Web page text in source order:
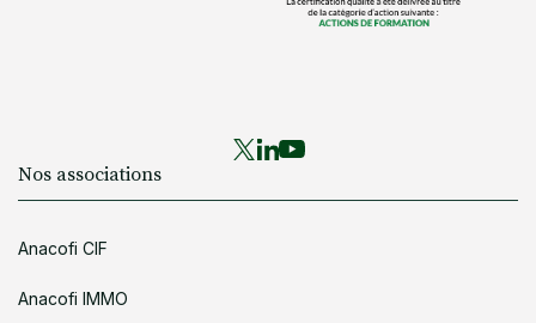
Nos associations
Anacofi CIF
Anacofi IMMO